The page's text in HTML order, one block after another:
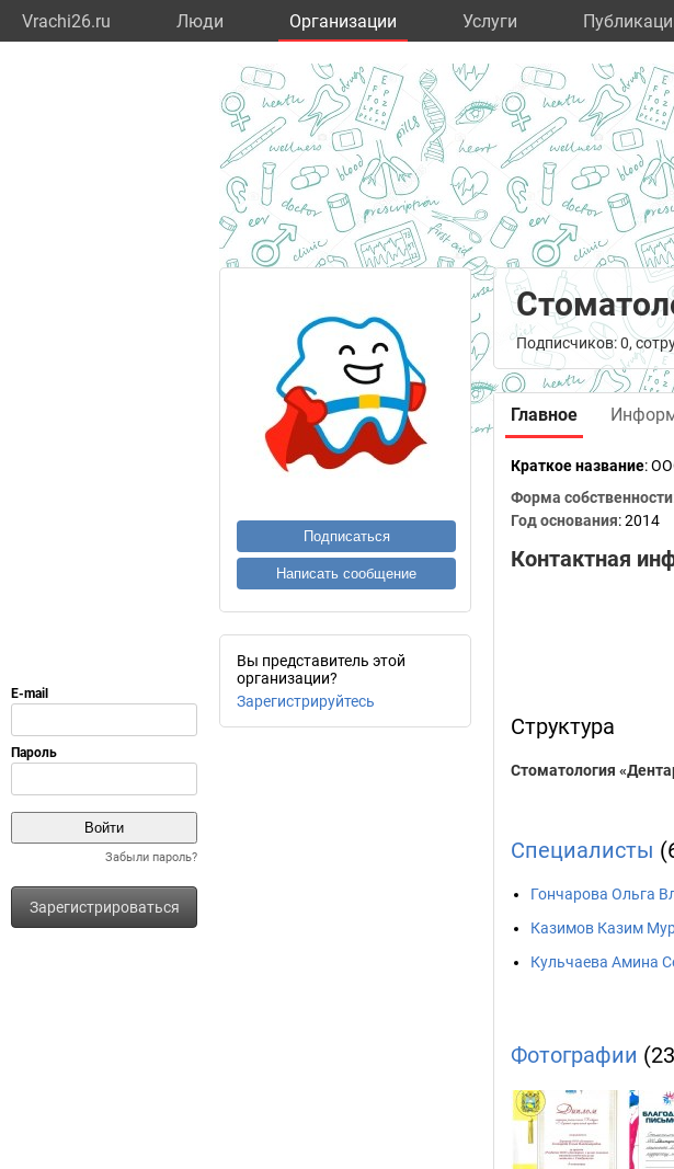
Vrachi26.ru Люди Организации Услуги
Забыли пароль?
Зарегистрироваться
Подписаться
Написать сообщение
Вы представитель этой
организации?
Зарегистрируйтесь
Подписчиков: 0,
Главное
Краткое название:
Форма собственности
Год основания:2014
Контактная
Структура
Стоматология
Специалисты
Гончарова Ольга
Казимов Казим
Кульчаева Амина
Фотографии